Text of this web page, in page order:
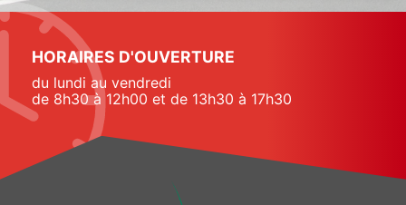
HORAIRES D'OUVERTURE
du lundi au vendredi
de 8h30 à 12h00 et de 13h30 à 17h30